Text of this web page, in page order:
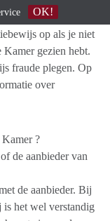
op als je niet
Kamer gezien hebt.
fraude plegen. Op
over
Kamer ?
de aanbieder van
de aanbieder. Bij
is het wel verstandig
OK!